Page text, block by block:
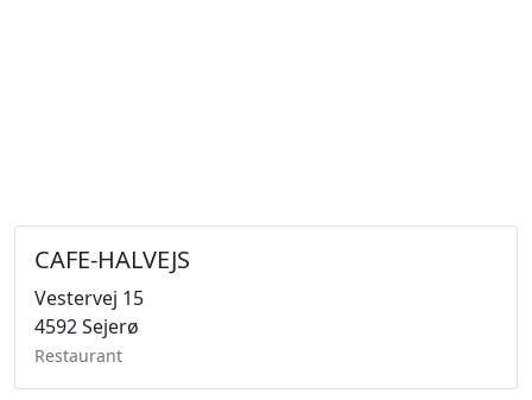
CAFE-HALVEJS
Vestervej 15
4592 Sejerø
Restaurant